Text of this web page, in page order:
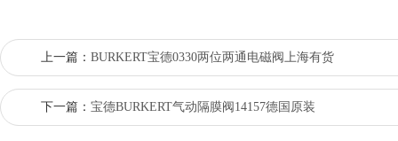
上一篇： BURKERT宝德0330两位两通电磁阀上海有货
下一篇： 宝德BURKERT气动隔膜阀14157德国原装